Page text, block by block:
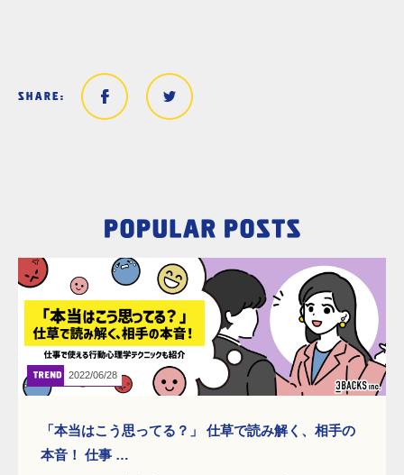
2022/06/28
「本当はこう思ってる？」 仕草で読み解く、相手の
本音！ 仕事 …